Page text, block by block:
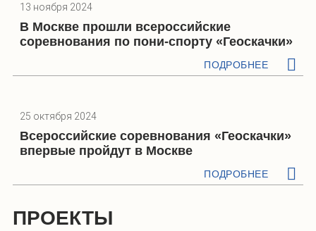
13 ноября 2024
В Москве прошли всероссийские
соревнования по пони-спорту «Геоскачки»
ПОДРОБНЕЕ
25 октября 2024
Всероссийские соревнования «Геоскачки»
впервые пройдут в Москве
ПОДРОБНЕЕ
ПРОЕКТЫ